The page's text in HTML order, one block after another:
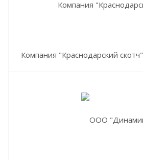
Компания "Краснодарский скотч"